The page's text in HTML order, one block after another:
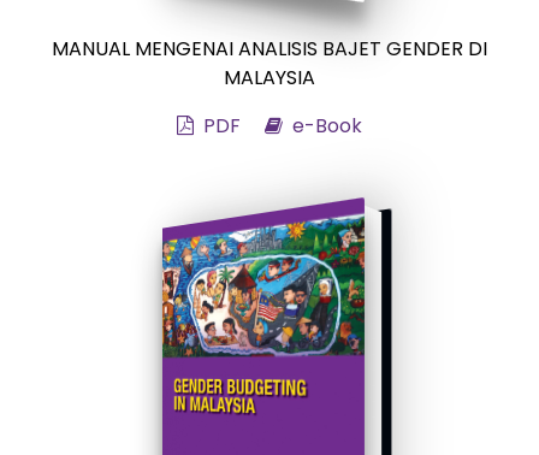
MANUAL MENGENAI ANALISIS BAJET GENDER DI
MALAYSIA
PDF
e-Book